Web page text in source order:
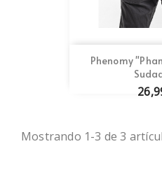
Phenomy
Mostrando 1-3 de 3